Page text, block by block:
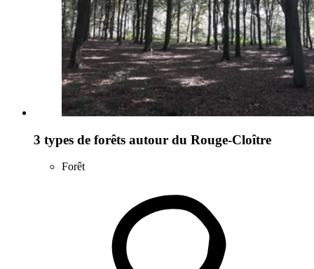
3 types de forêts autour du Rouge-Cloître
Forêt